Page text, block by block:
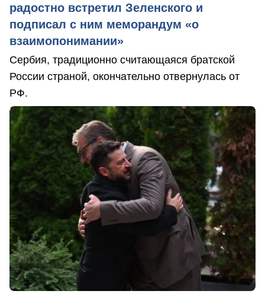
радостно встретил Зеленского и
подписал с ним меморандум «о
взаимопонимании»
Сербия, традиционно считающаяся братской
России страной, окончательно отвернулась от
РФ.